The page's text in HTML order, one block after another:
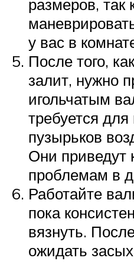
размеров, так
у вас в
После того,
залит, нужно
игольчатым
требуется
пузырьков
Они приведут
проблемам в
Работайте
пока
вязнуть.
ожидать